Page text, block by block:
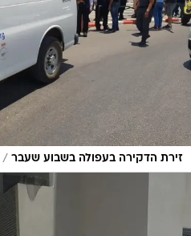
זירת הדקירה בעפולה בשבוע שעבר /